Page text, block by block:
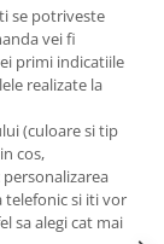
se potriveste
vei fi
primi indicatiile
realizate la
(culoare si tip
cos,
telefonic si iti vor
sa alegi cat mai